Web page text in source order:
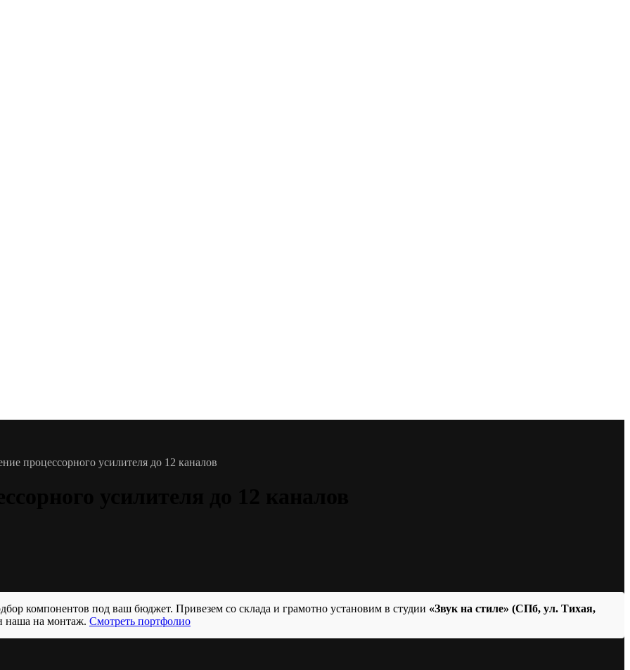
процессорного усилителя до 12 каналов
компонентов под ваш бюджет. Привезем со склада и грамотно установим в студии «Звук на стиле» (СПб, ул. Тихая,
наша на монтаж. Смотреть портфолио